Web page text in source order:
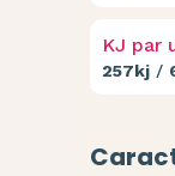
KJ par
257kj /